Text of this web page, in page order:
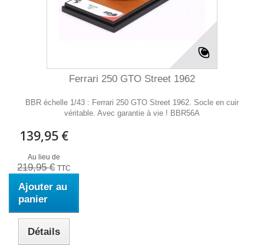
Ferrari 250 GTO Street 1962
BBR échelle 1/43 : Ferrari 250 GTO Street 1962. Socle en cuir
véritable. Avec garantie à vie ! BBR56A
139,95 €
Au lieu de
219,95 € TTC
Ajouter au
panier
Détails